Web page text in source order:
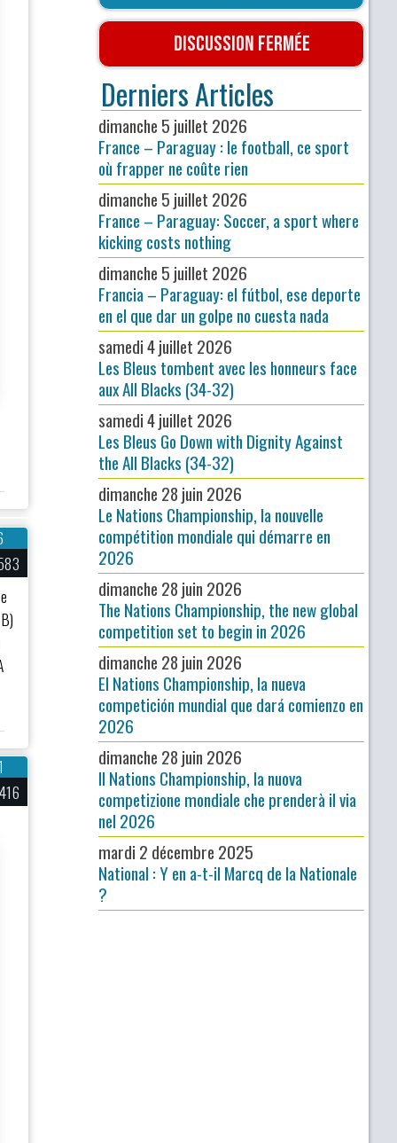
Discussion fermée
Derniers Articles
dimanche 5 juillet 2026
France – Paraguay : le football, ce sport
où frapper ne coûte rien
dimanche 5 juillet 2026
France – Paraguay: Soccer, a sport where
kicking costs nothing
dimanche 5 juillet 2026
Francia – Paraguay: el fútbol, ese deporte
en el que dar un golpe no cuesta nada
samedi 4 juillet 2026
Les Bleus tombent avec les honneurs face
aux All Blacks (34-32)
samedi 4 juillet 2026
Les Bleus Go Down with Dignity Against
the All Blacks (34-32)
dimanche 28 juin 2026
Le Nations Championship, la nouvelle
compétition mondiale qui démarre en
2026
dimanche 28 juin 2026
The Nations Championship, the new global
competition set to begin in 2026
dimanche 28 juin 2026
El Nations Championship, la nueva
competición mundial que dará comienzo en
2026
dimanche 28 juin 2026
Il Nations Championship, la nuova
competizione mondiale che prenderà il via
nel 2026
mardi 2 décembre 2025
National : Y en a-t-il Marcq de la Nationale
?